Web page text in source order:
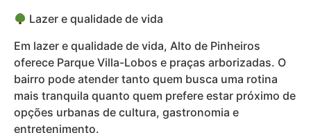
Lazer e qualidade de vida
Em lazer e qualidade de vida, Alto de Pinheiros
oferece Parque Villa-Lobos e praças arborizadas. O
bairro pode atender tanto quem busca uma rotina
mais tranquila quanto quem prefere estar próximo de
opções urbanas de cultura, gastronomia e
entretenimento.